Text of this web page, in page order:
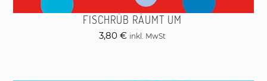
FISCHRÜB RÄUMT UM
3,80 € inkl. MwSt